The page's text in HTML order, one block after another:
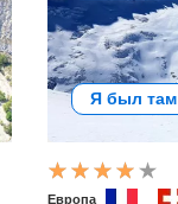
Я был там
Европа